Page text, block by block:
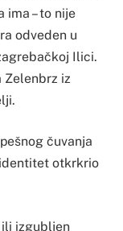
– to nije
odveden u
Ilici.
Zelenbrz iz
čuvanja
otkrkrio
izgubljen